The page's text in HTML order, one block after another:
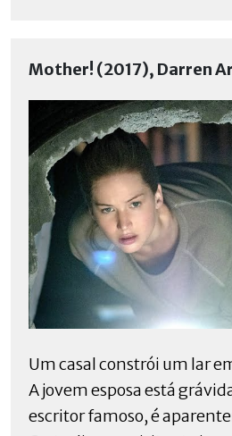
Mother! (2017), Darren
Um casal constrói um lar
A jovem esposa está
escritor famoso, é